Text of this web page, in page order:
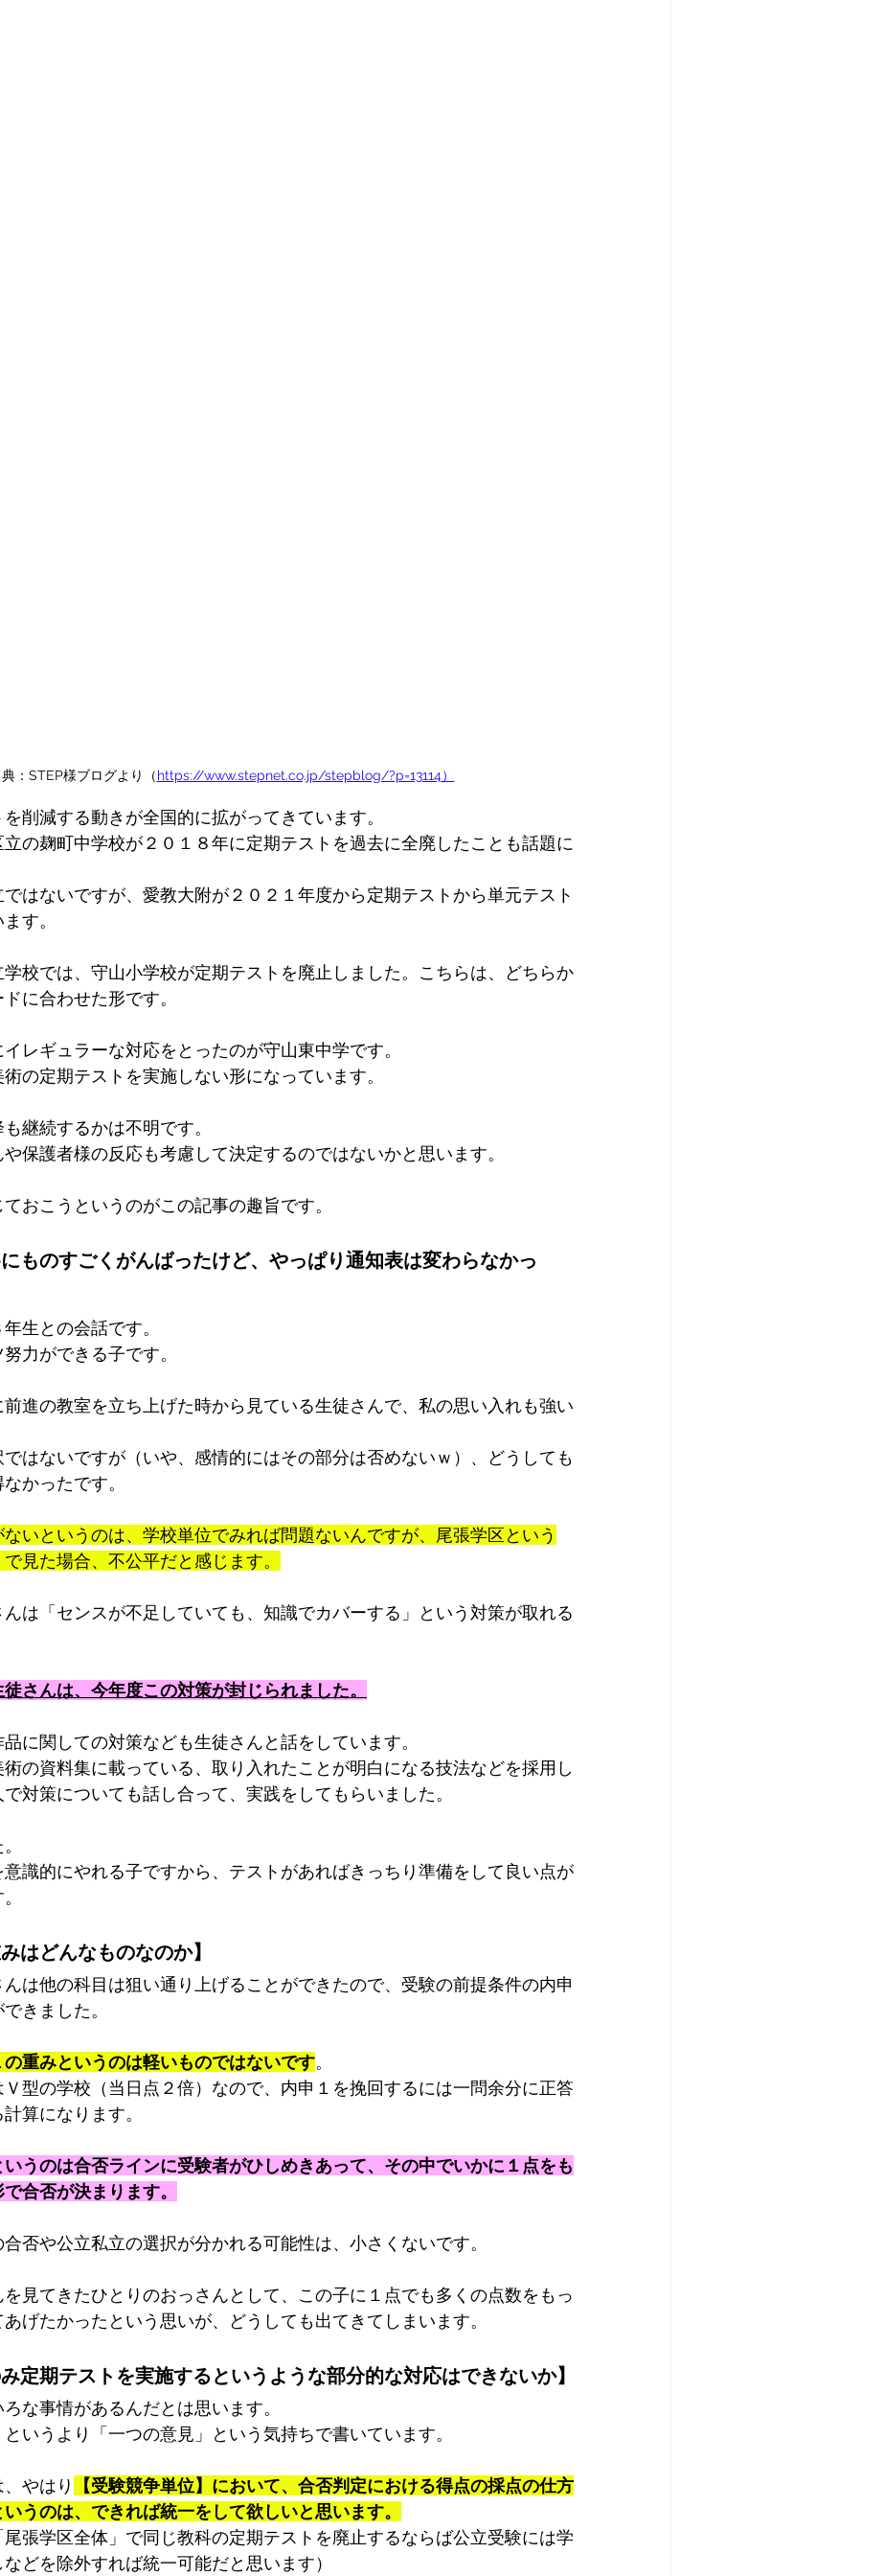
：STEP様ブログより（https://www.stepnet.co.jp/stepblog/?p=13114）
削減する動きが全国的に拡がってきています。
の麹町中学校が２０１８年に定期テストを過去に全廃したことも話題に
はないですが、愛教大附が２０２１年度から定期テストから単元テスト
す。
校では、守山小学校が定期テストを廃止しました。こちらは、どちらか
に合わせた形です。
レギュラーな対応をとったのが守山東中学です。
の定期テストを実施しない形になっています。
継続するかは不明です。
保護者様の反応も考慮して決定するのではないかと思います。
おこうというのがこの記事の趣旨です。
にものすごくがんばったけど、やっぱり通知表は変わらなかっ
生との会話です。
力ができる子です。
進の教室を立ち上げた時から見ている生徒さんで、私の思い入れも強い
はないですが（いや、感情的にはその部分は否めないｗ）、どうしても
かったです。
いというのは、学校単位でみれば問題ないんですが、尾張学区という
で見た場合、不公平だと感じます。
は「センスが不足していても、知識でカバーする」という対策が取れる
さんは、今年度この対策が封じられました。
に関しての対策なども生徒さんと話をしています。
の資料集に載っている、取り入れたことが明白になる技法などを採用し
対策についても話し合って、実践をしてもらいました。
識的にやれる子ですから、テストがあればきっちり準備をして良い点が
はどんなものなのか】
は他の科目は狙い通り上げることができたので、受験の前提条件の内申
きました。
の重みというのは軽いものではないです。
型の学校（当日点２倍）なので、内申１を挽回するには一問余分に正答
算になります。
うのは合否ラインに受験者がひしめきあって、その中でいかに１点をも
合否が決まります。
否や公立私立の選択が分かれる可能性は、小さくないです。
見てきたひとりのおっさんとして、この子に１点でも多くの点数をもっ
げたかったという思いが、どうしても出てきてしまいます。
み定期テストを実施するというような部分的な対応はできないか】
な事情があるんだとは思います。
いうより「一つの意見」という気持ちで書いています。
やはり
【受験競争単位】において、合否判定における得点の採点の仕方
うのは、できれば統一をして欲しいと思います。
尾張学区全体」で同じ教科の定期テストを廃止するならば公立受験には学
どを除外すれば統一可能だと思います）